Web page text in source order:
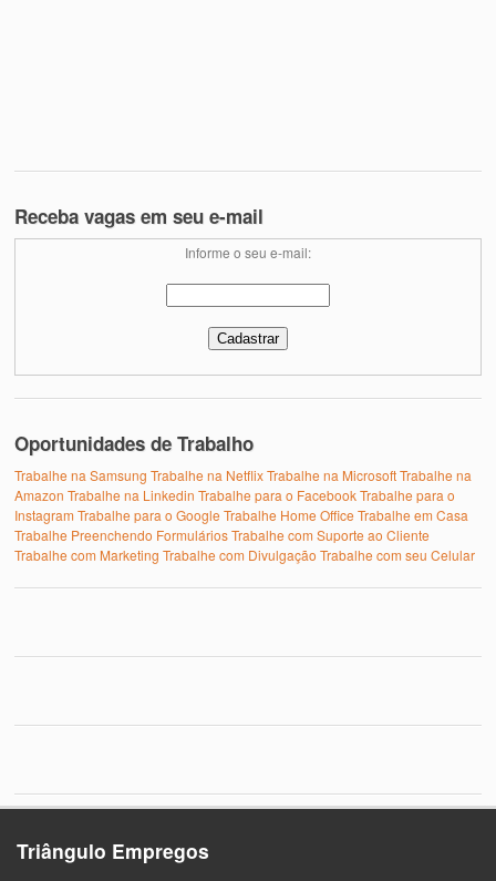
Receba vagas em seu e-mail
Informe o seu e-mail:
Oportunidades de Trabalho
Trabalhe na Samsung Trabalhe na NetflixTrabalhe na MicrosoftTrabalhe na
Amazon Trabalhe na Linkedin Trabalhe para o FacebookTrabalhe para o
Instagram Trabalhe para o Google Trabalhe Home Office Trabalhe em Casa
Trabalhe Preenchendo FormuláriosTrabalhe com Suporte ao Cliente
Trabalhe com Marketing Trabalhe com Divulgação Trabalhe com seu Celular
Triângulo Empregos